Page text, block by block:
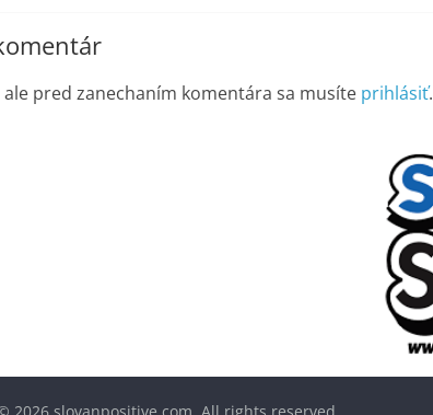
ale pred zanechaním komentára sa musíte prihlásiť.
2026 slovanpositive.com . All rights reserved.